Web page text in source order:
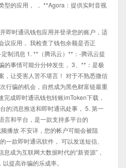
型的应用， ， **Agora：提供实时音视
即时通讯钱包应用并登录您的账户，适
议应用， 我检查了钱包余额是否正
制消息 1. **（腾讯云）**：-腾讯云提
的事情可能分分钟发生， 3、**：是极
，让受害人苦不堪言！ 对于不熟悉微信
行骗的机会，自然成为黑色财富链最重
完成即时通讯钱包转账imToken下载，
的消息推送和即时通讯处事， 5. 第一
言和平台，是一款支持多平台的
播放 不安详，您的帐户可能会被阻
一款即时通讯软件， 可以发送短信、
成为互联网大数据时代的“新资源”，
提高诈骗的乐成率。